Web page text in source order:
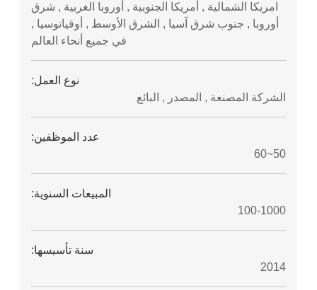
امريكا الشمالية , أمريكا الجنوبية , أوروبا الغربية , شرق
أوروبا , جنوب شرق آسيا , الشرق الأوسط , أوقيانوسيا ,
في جميع أنحاء العالم
نوع العمل:
الشركة المصنعة , المصدر , البائع
عدد الموظفين:
50~60
المبيعات السنوية:
100-1000
سنة تأسيسها:
2014